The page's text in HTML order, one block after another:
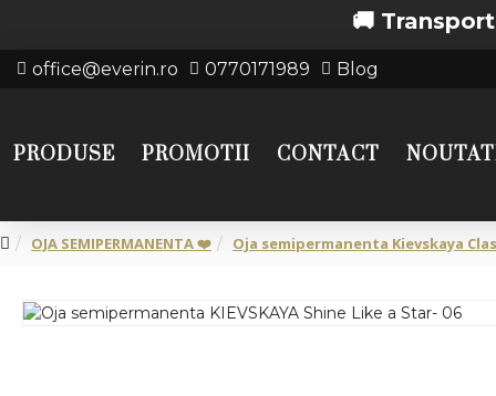
🚚 Transport
office@everin.ro 0770171989 Blog
PRODUSE PROMOTII CONTACT
OJA SEMIPERMANENTA ❤️ Oja semipermanenta Kievskaya